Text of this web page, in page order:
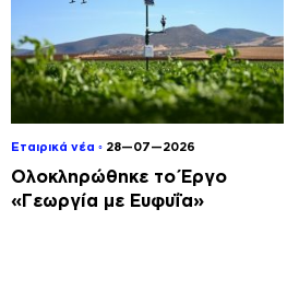
Εταιρικά νέα ◦ 28—07—2026
Ολοκληρώθηκε το Έργο
«Γεωργία με Ευφυΐα»